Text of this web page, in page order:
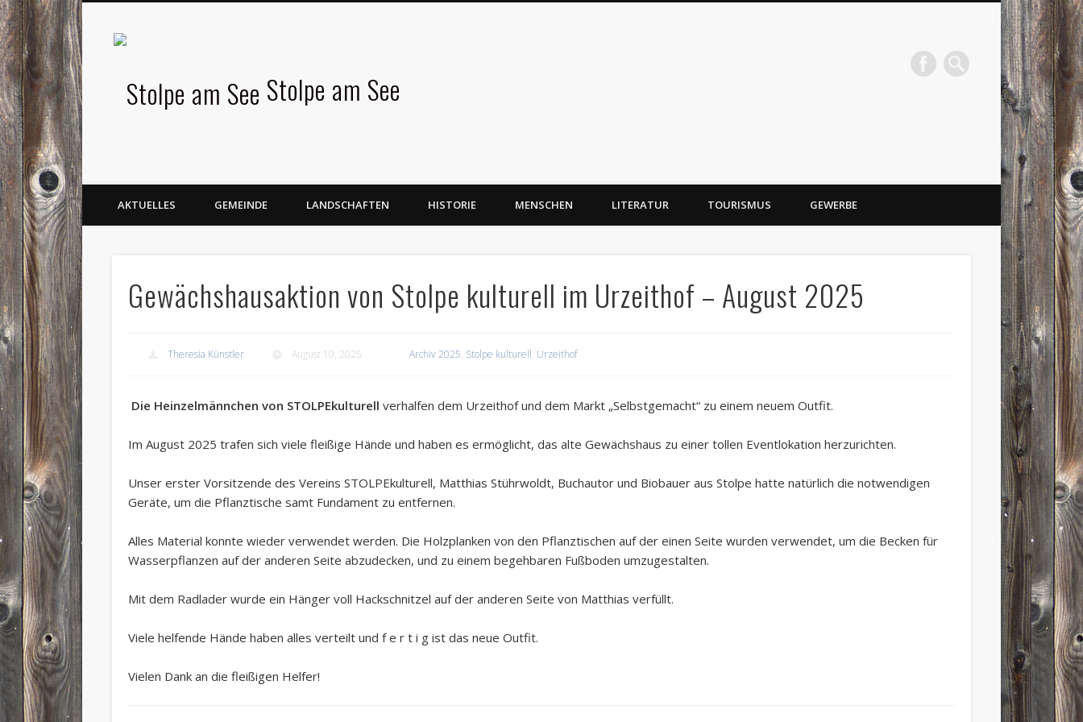
Stolpe am See
AKTUELLES GEMEINDE LANDSCHAFTEN HISTORIE MENSCHEN LITERATUR TOURISMUS GEWERBE
Gewächshausaktion von Stolpe kulturell im Urzeithof – August 2025
Theresia Künstler August 10, 2025 Archiv 2025, Stolpe kulturell, Urzeithof
Die Heinzelmännchen von STOLPEkulturell verhalfen dem Urzeithof und dem Markt „Selbstgemacht“ zu einem neuem Outfit.
Im August 2025 trafen sich viele fleißige Hände und haben es ermöglicht, das alte Gewächshaus zu einer tollen Eventlokation herzurichten.
Unser erster Vorsitzende des Vereins STOLPEkulturell, Matthias Stührwoldt, Buchautor und Biobauer aus Stolpe hatte natürlich die notwendigen
Geräte, um die Pflanztische samt Fundament zu entfernen.
Alles Material konnte wieder verwendet werden. Die Holzplanken von den Pflanztischen auf der einen Seite wurden verwendet, um die Becken für
Wasserpflanzen auf der anderen Seite abzudecken, und zu einem begehbaren Fußboden umzugestalten.
Mit dem Radlader wurde ein Hänger voll Hackschnitzel auf der anderen Seite von Matthias verfüllt.
Viele helfende Hände haben alles verteilt und f e r t i g ist das neue Outfit.
Vielen Dank an die fleißigen Helfer!